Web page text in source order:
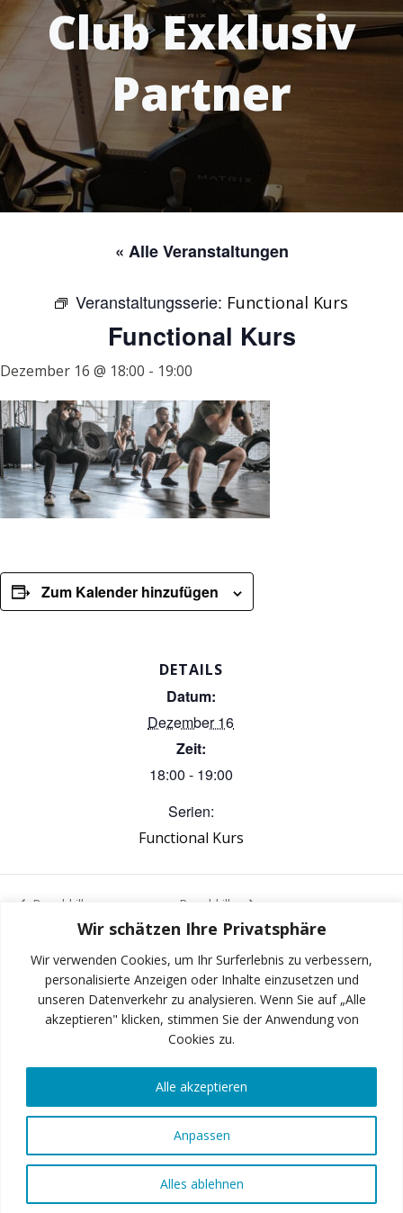
Wir schätzen Ihre Privatsphäre
Wir verwenden Cookies, um Ihr Surferlebnis zu verbessern,
personalisierte Anzeigen oder Inhalte einzusetzen und
unseren Datenverkehr zu analysieren. Wenn Sie auf „Alle
akzeptieren" klicken, stimmen Sie der Anwendung von
Cookies zu.
Anpassen
Alles ablehnen
Alle akzeptieren
Club Exklusiv
Partner
« Alle Veranstaltungen
Veranstaltungsserie: Functional Kurs
Functional Kurs
Dezember 16 @ 18:00 - 19:00
Zum Kalender hinzufügen
DETAILS
Datum:
Dezember 16
Zeit:
18:00 - 19:00
Serien:
Functional Kurs
Bauchkiller Bauchkiller
INSTAGRAM
FACEBOOK
© 2026 Art of Fitness GmbH